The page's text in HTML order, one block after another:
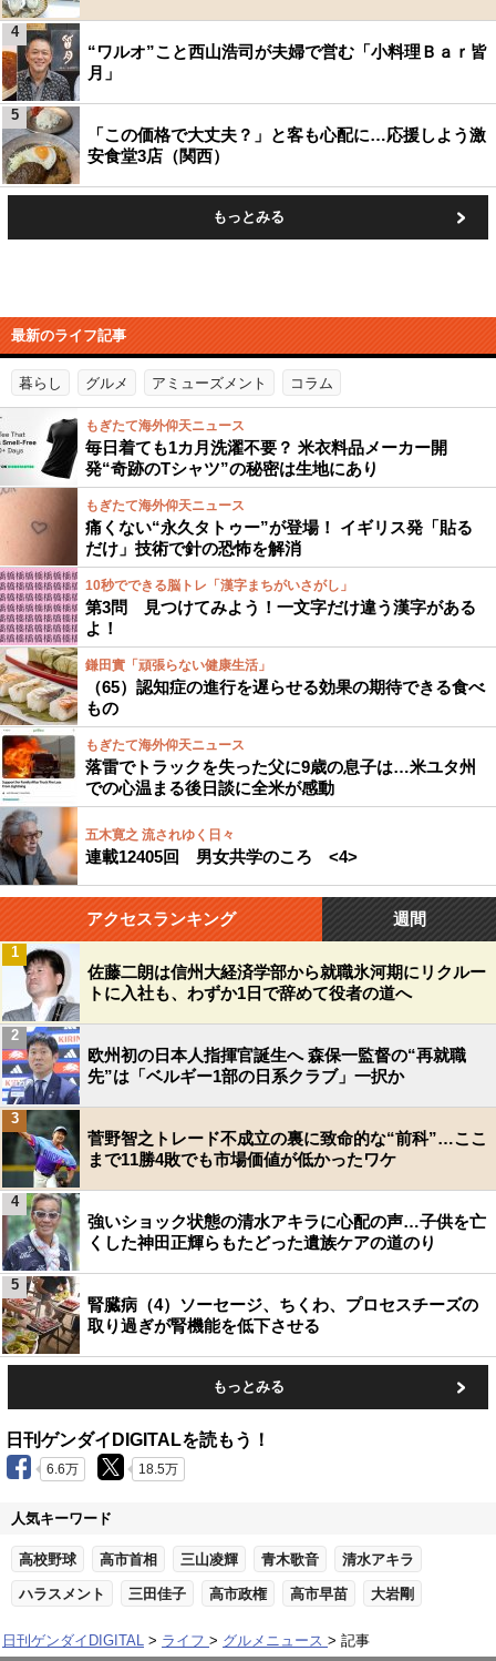
“ワルオ”こと西山浩司が夫婦で営む「小料理Ｂａｒ皆
月」
4
「この価格で大丈夫？」と客も心配に…応援しよう激
安食堂3店（関西）
5
もっとみる
最新のライフ記事
暮らし グルメ アミューズメント コラム
もぎたて海外仰天ニュース
毎日着ても1カ月洗濯不要？ 米衣料品メーカー開
発“奇跡のTシャツ”の秘密は生地にあり
もぎたて海外仰天ニュース
痛くない“永久タトゥー”が登場！ イギリス発「貼る
だけ」技術で針の恐怖を解消
10秒でできる脳トレ「漢字まちがいさがし」
第3問 見つけてみよう！一文字だけ違う漢字がある
よ！
鎌田實「頑張らない健康生活」
（65）認知症の進行を遅らせる効果の期待できる食べ
もの
もぎたて海外仰天ニュース
落雷でトラックを失った父に9歳の息子は…米ユタ州
での心温まる後日談に全米が感動
五木寛之 流されゆく日々
連載12405回 男女共学のころ <4>
アクセスランキング 週間
佐藤二朗は信州大経済学部から就職氷河期にリクルー
トに入社も、わずか1日で辞めて役者の道へ
1
欧州初の日本人指揮官誕生へ 森保一監督の“再就職
先”は「ベルギー1部の日系クラブ」一択か
2
菅野智之トレード不成立の裏に致命的な“前科”…ここ
まで11勝4敗でも市場価値が低かったワケ
3
強いショック状態の清水アキラに心配の声…子供を亡
くした神田正輝らもたどった遺族ケアの道のり
4
腎臓病（4）ソーセージ、ちくわ、プロセスチーズの
取り過ぎが腎機能を低下させる
5
もっとみる
日刊ゲンダイDIGITALを読もう！
6.6万 18.5万
人気キーワード
高校野球 高市首相 三山凌輝 青木歌音 清水アキラ
ハラスメント 三田佳子 高市政権 高市早苗 大岩剛
日刊ゲンダイDIGITAL ライフ グルメニュース 記事